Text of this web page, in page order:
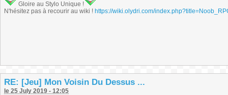
Gloire au Stylo Unique !
N'hésitez pas à recourir au wiki ! https://wiki.olydri.com/
RE: [Jeu] Mon Voisin Du Dessus ...
le 25 July 2019 - 12:05